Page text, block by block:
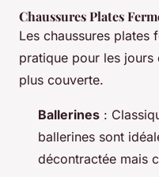
Chaussures Plates
Les chaussures plates
pratique pour les jours
plus couverte.
Ballerines :
ballerines sont
décontractée mais